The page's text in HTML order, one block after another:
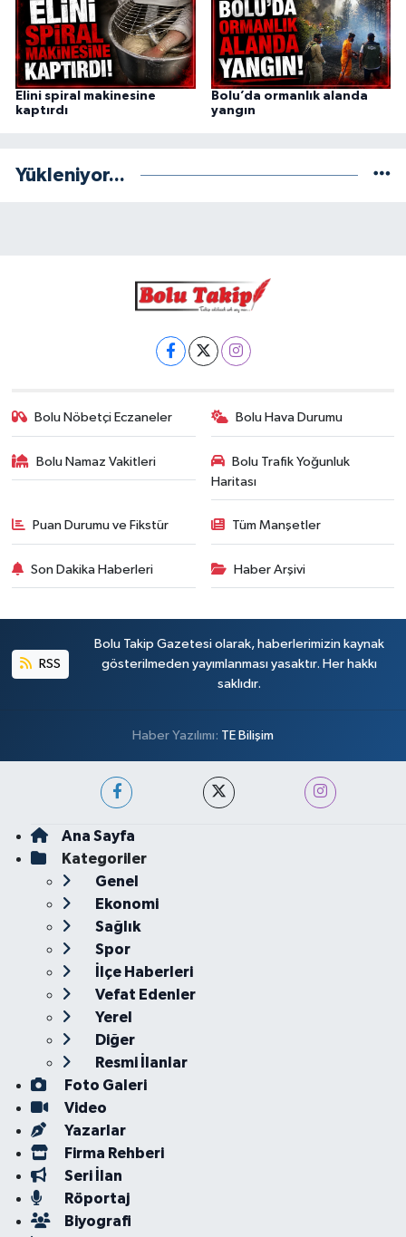
Elini spiral makinesine
kaptırdı
Bolu’da ormanlık alanda
yangın
Yükleniyor...
Bolu Nöbetçi Eczaneler Bolu Hava Durumu
Bolu Namaz Vakitleri
Bolu Trafik Yoğunluk
Haritası
Puan Durumu ve Fikstür Tüm Manşetler
Son Dakika Haberleri Haber Arşivi
RSS
Bolu Takip Gazetesi olarak, haberlerimizin kaynak
gösterilmeden yayımlanması yasaktır. Her hakkı
saklıdır.
Haber Yazılımı: TE Bilişim
Ana Sayfa
Kategoriler
Genel
Ekonomi
Sağlık
Spor
İlçe Haberleri
Vefat Edenler
Yerel
Diğer
Resmi İlanlar
Foto Galeri
Video
Yazarlar
Firma Rehberi
Seri İlan
Röportaj
Biyografi